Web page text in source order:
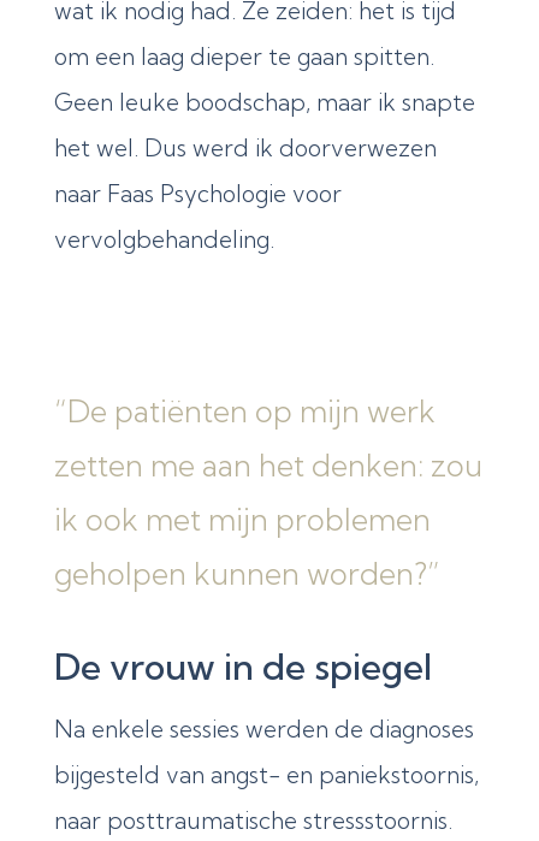
wat ik nodig had. Ze zeiden: het is tijd
om een laag dieper te gaan spitten.
Geen leuke boodschap, maar ik snapte
het wel. Dus werd ik doorverwezen
naar Faas Psychologie voor
vervolgbehandeling.
“De patiënten op mijn werk
zetten me aan het denken: zou
ik ook met mijn problemen
geholpen kunnen worden?”
De vrouw in de spiegel
Na enkele sessies werden de diagnoses
bijgesteld van angst- en paniekstoornis,
naar posttraumatische stressstoornis.